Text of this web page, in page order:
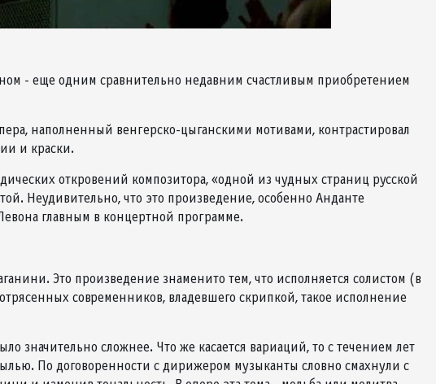
- еще одним сравнительно недавним счастливым приобретением
наполненный венгерско-цыганскими мотивами, контрастировал
и краски.
откровений композитора, «одной из чудных страниц русской
Неудивительно, что это произведение, особенно Анданте
главным в концертной программе.
Это произведение знаменито тем, что исполняется солистом (в
современников, владевшего скрипкой, такое исполнение
значительно сложнее. Что же касается вариаций, то с течением лет
По договоренности с дирижером музыканты словно смахнули с